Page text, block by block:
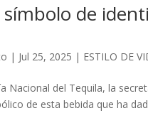
de
| Jul 25, 2025 | ESTILO DE
Nacional del Tequila, la
de esta bebida que ha